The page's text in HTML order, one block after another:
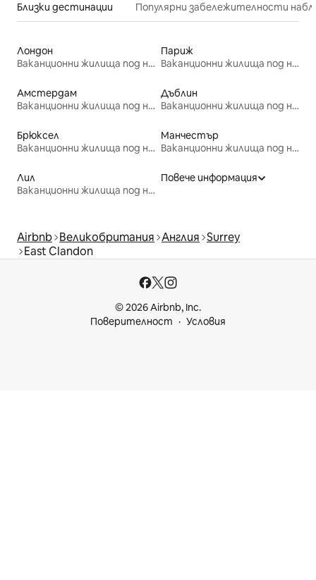
Близки дестинации Популярни забележителности
Лондон
Ваканционни жилища под наем
Париж
Ваканционни жилища под наем
Амстердам
Ваканционни жилища под наем
Дъблин
Ваканционни жилища под наем
Брюксел
Ваканционни жилища под наем
Манчестър
Ваканционни жилища под наем
Лил
Ваканционни жилища под наем
Повече информация
Airbnb Великобритания Англия Surrey
East Clandon
© 2026 Airbnb, Inc.
Поверителност
Условия